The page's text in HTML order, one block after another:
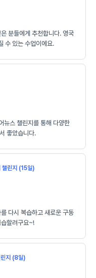
분들에게 추천합니다. 영국
수 있는 수업이에요.
뉴스 챌린지를 통해 다양한
좋았습니다.
린지 (15일)
다시 복습하고 새로운 구동
할려구요~!
린지 (8일)